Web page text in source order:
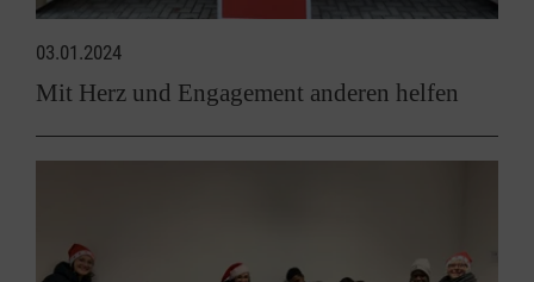
03.01.2024
Mit Herz und Engagement anderen helfen